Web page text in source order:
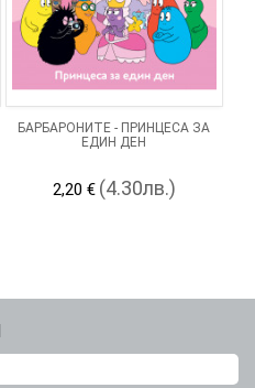
БАРБАРОНИТЕ - ПРИНЦЕСА ЗА
ЕДИН ДЕН
2,20 € (4.30лв.)